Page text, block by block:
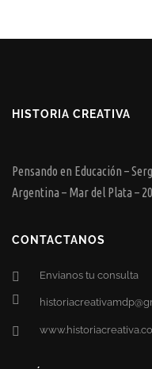
HISTORIA CREATIVA
Pensando en Educación –
Argentina – Mar del Plata –
CONTACTANOS
Envianos tu consulta